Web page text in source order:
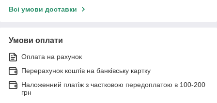
Всі умови доставки
Умови оплати
Оплата на рахунок
Перерахунок коштів на банківську картку
Наложенний платіж з частковою передоплатою в 100-200
грн